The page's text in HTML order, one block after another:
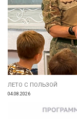
ЛЕТО С ПОЛЬЗОЙ
04.08.2026